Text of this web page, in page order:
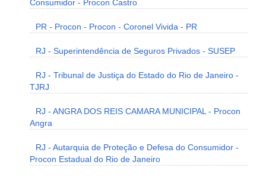
Consumidor - Procon Castro
PR - Procon - Procon - Coronel Vivida - PR
RJ - Superintendência de Seguros Privados - SUSEP
RJ - Tribunal de Justiça do Estado do Rio de Janeiro -
TJRJ
RJ - ANGRA DOS REIS CAMARA MUNICIPAL - Procon
Angra
RJ - Autarquia de Proteção e Defesa do Consumidor -
Procon Estadual do Rio de Janeiro